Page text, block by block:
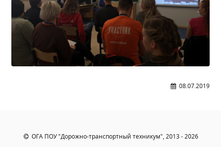
08.07.2019
ОГА ПОУ "Дорожно-транспортный техникум", 2013 - 2026